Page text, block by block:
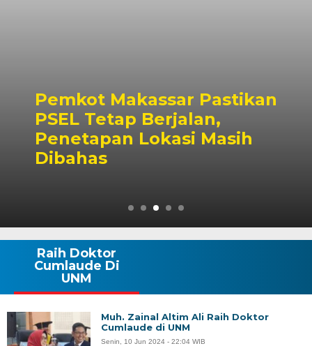
Pemkot Makassar Pastikan
PSEL Tetap Berjalan,
Penetapan Lokasi Masih
Dibahas
Raih Doktor
Cumlaude Di
UNM
Muh. Zainal Altim Ali Raih Doktor
Cumlaude di UNM
Senin, 10 Jun 2024 - 22:04 WIB